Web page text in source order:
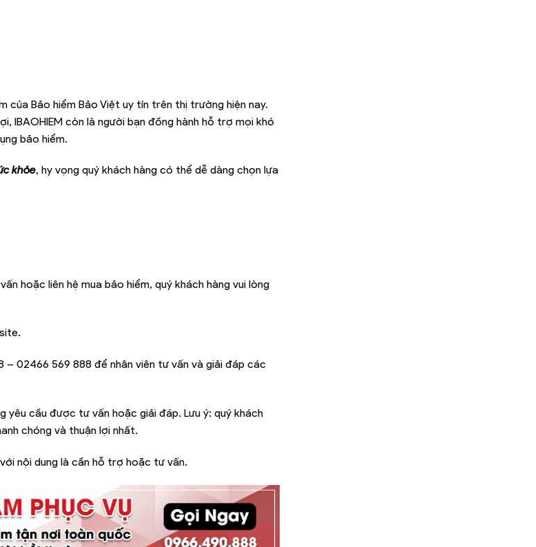
của Bảo hiểm Bảo Việt uy tín trên thị trường hiện nay.
IBAOHIEM còn là người bạn đồng hành hỗ trợ mọi khó
bảo hiểm.
khỏe, hy vọng quý khách hàng có thể dễ dàng chọn lựa
hoặc liên hệ mua bảo hiểm, quý khách hàng vui lòng
– 02466 569 888 để nhân viên tư vấn và giải đáp các
yêu cầu được tư vấn hoặc giải đáp. Lưu ý: quý khách
chóng và thuận lợi nhất.
với nội dung là cần hỗ trợ hoặc tư vấn.